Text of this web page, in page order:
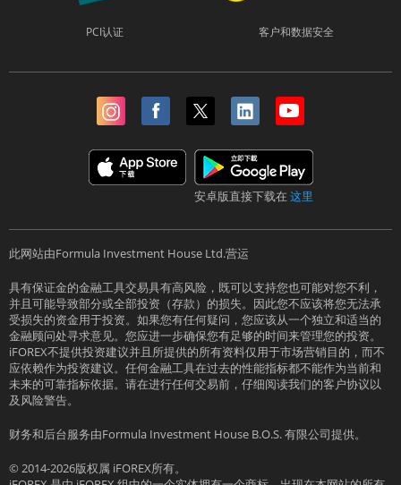
PCI认证 客户和数据安全
安卓版直接下载在 这里
此网站由Formula Investment House Ltd.营运
具有保证金的金融工具交易具有高风险，既可以支持您也可能对您不利，
并且可能导致部分或全部投资（存款）的损失。因此您不应该将您无法承
受损失的资金用于投资。如果您有任何疑问，您应该从一个独立和适当的
金融顾问处寻求意见。您应进一步确保您有足够的时间来管理您的投资。
iFOREX不提供投资建议并且所提供的所有资料仅用于市场营销目的，而不
应依赖作为投资建议。任何金融工具在过去的性能指标都不能作为当前和
未来的可靠指标依据。请在进行任何交易前，仔细阅读我们的客户协议以
及风险警告。
财务和后台服务由Formula Investment House B.O.S. 有限公司提供。
© 2014-2026版权属 iFOREX所有。